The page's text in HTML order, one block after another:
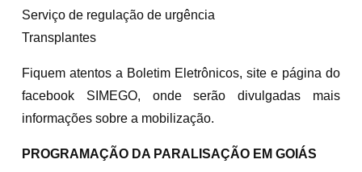
Serviço de regulação de urgência
Transplantes
Fiquem atentos a Boletim Eletrônicos, site e página do
facebook SIMEGO, onde serão divulgadas mais
informações sobre a mobilização.
PROGRAMAÇÃO DA PARALISAÇÃO EM GOIÁS